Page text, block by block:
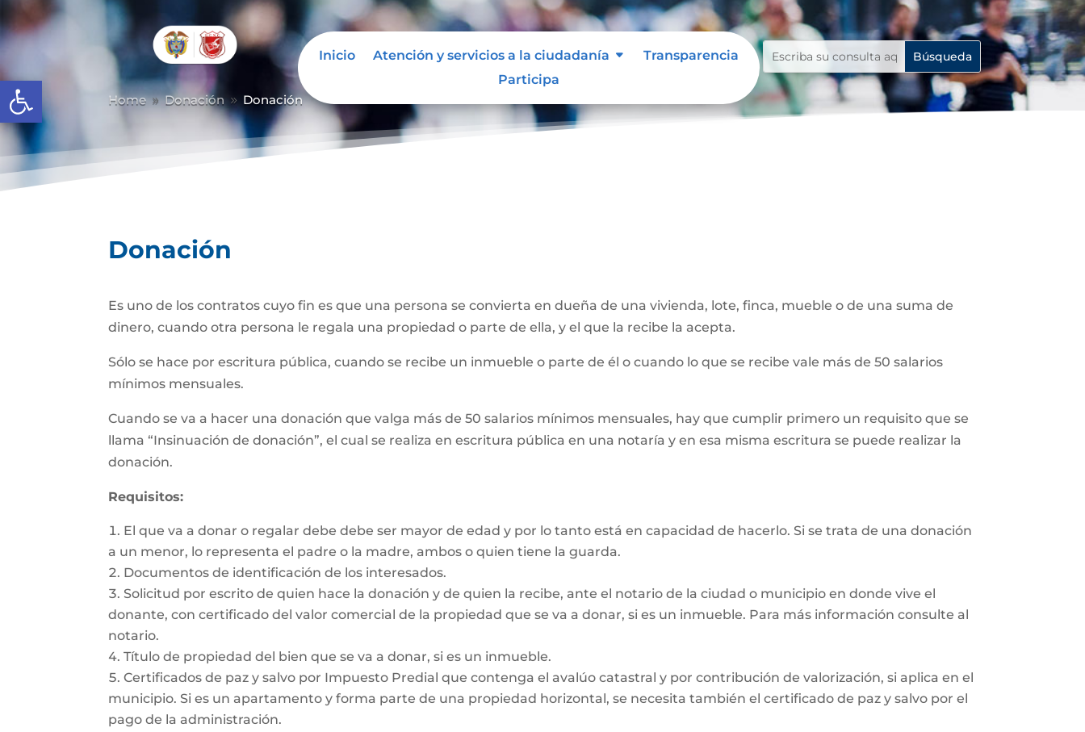
Abrir barra de herramientas
Inicio Atención y servicios a la ciudadanía
Transparencia
Participa
Home 9 Donación 9 Donación
Donación
Es uno de los contratos cuyo fin es que una persona se convierta en dueña de una vivienda, lote, finca, mueble o de una suma de
dinero, cuando otra persona le regala una propiedad o parte de ella, y el que la recibe la acepta.
Sólo se hace por escritura pública, cuando se recibe un inmueble o parte de él o cuando lo que se recibe vale más de 50 salarios
mínimos mensuales.
Cuando se va a hacer una donación que valga más de 50 salarios mínimos mensuales, hay que cumplir primero un requisito que se
llama “Insinuación de donación”, el cual se realiza en escritura pública en una notaría y en esa misma escritura se puede realizar la
donación.
Requisitos:
El que va a donar o regalar debe debe ser mayor de edad y por lo tanto está en capacidad de hacerlo. Si se trata de una donación
a un menor, lo representa el padre o la madre, ambos o quien tiene la guarda.
Documentos de identificación de los interesados.
Solicitud por escrito de quien hace la donación y de quien la recibe, ante el notario de la ciudad o municipio en donde vive el
donante, con certificado del valor comercial de la propiedad que se va a donar, si es un inmueble. Para más información consulte al
notario.
Título de propiedad del bien que se va a donar, si es un inmueble.
Certificados de paz y salvo por Impuesto Predial que contenga el avalúo catastral y por contribución de valorización, si aplica en el
municipio. Si es un apartamento y forma parte de una propiedad horizontal, se necesita también el certificado de paz y salvo por el
pago de la administración.